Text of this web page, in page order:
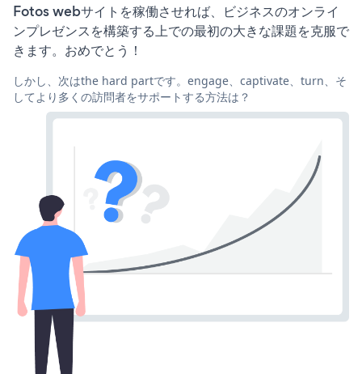
Fotos webサイトを稼働させれば、ビジネスのオンライ
ンプレゼンスを構築する上での最初の大きな課題を克服で
きます。おめでとう！
しかし、次はthe hard partです。engage、captivate、turn、そ
してより多くの訪問者をサポートする方法は？